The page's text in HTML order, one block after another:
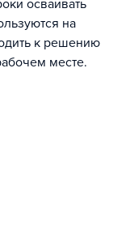
осваивать
на
к решению
месте.